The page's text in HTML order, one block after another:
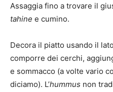
Assaggia fino a trovare il
tahine e cumino.
Decora il piatto usando il
comporre dei cerchi,
e sommacco (a volte vario
diciamo). L’hummus non